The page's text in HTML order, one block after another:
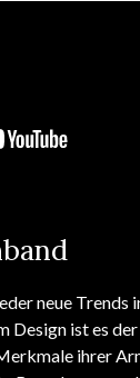
neue Trends
Design ist es
ihrer